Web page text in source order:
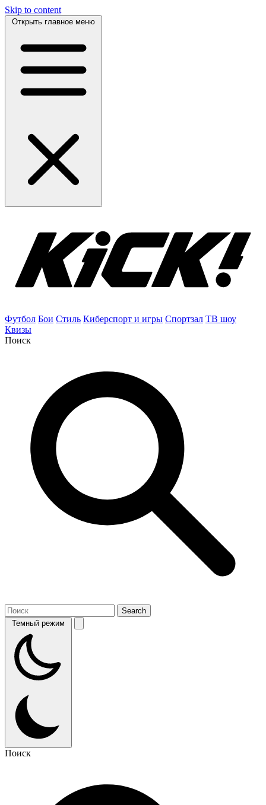
Skip to content
Открыть главное меню
Футбол Бои Стиль Киберспорт и игры Спортзал ТВ шоу
Квизы
Поиск
Темный режим
Поиск